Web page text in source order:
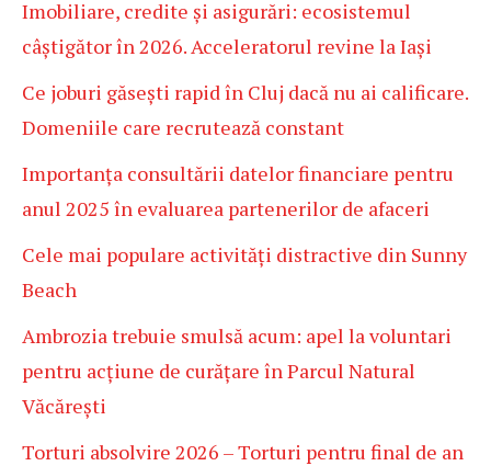
Imobiliare, credite și asigurări: ecosistemul
câștigător în 2026. Acceleratorul revine la Iași
Ce joburi găsești rapid în Cluj dacă nu ai calificare.
Domeniile care recrutează constant
Importanța consultării datelor financiare pentru
anul 2025 în evaluarea partenerilor de afaceri
Cele mai populare activități distractive din Sunny
Beach
Ambrozia trebuie smulsă acum: apel la voluntari
pentru acțiune de curățare în Parcul Natural
Văcărești
Torturi absolvire 2026 – Torturi pentru final de an